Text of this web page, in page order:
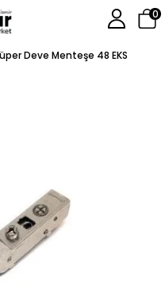
0
Deve Menteşe 48 EKS